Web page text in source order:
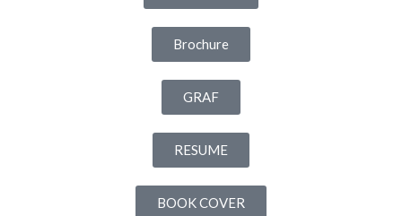
Brochure
GRAF
RESUME
BOOK COVER